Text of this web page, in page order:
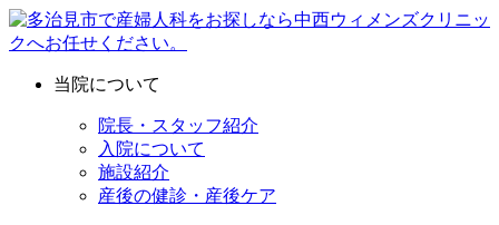
当院について
院長・スタッフ紹介
入院について
施設紹介
産後の健診・産後ケア